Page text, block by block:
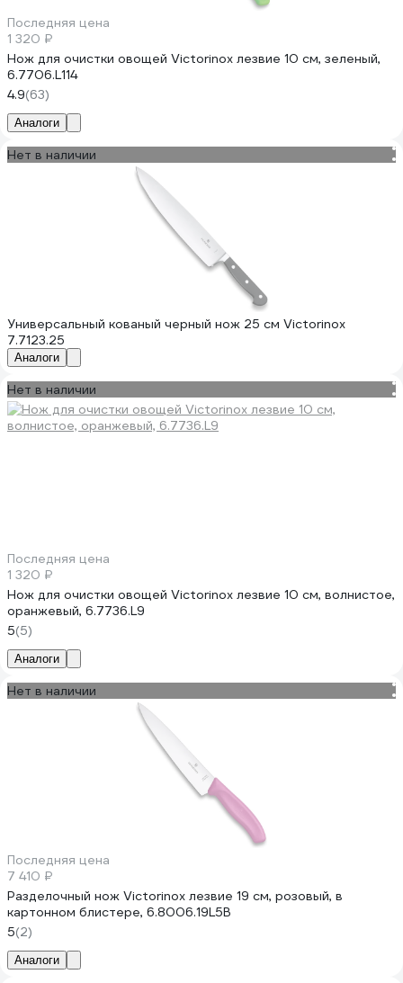
Последняя цена
1 320 ₽
Нож для очистки овощей Victorinox лезвие 10 см, зеленый,
6.7706.L114
4.9(63)
Аналоги
Нет в наличии
Универсальный кованый черный нож 25 см Victorinox
7.7123.25
Аналоги
Нет в наличии
Последняя цена
1 320 ₽
Нож для очистки овощей Victorinox лезвие 10 см, волнистое,
оранжевый, 6.7736.L9
5(5)
Аналоги
Нет в наличии
Последняя цена
7 410 ₽
Разделочный нож Victorinox лезвие 19 см, розовый, в
картонном блистере, 6.8006.19L5B
5(2)
Аналоги